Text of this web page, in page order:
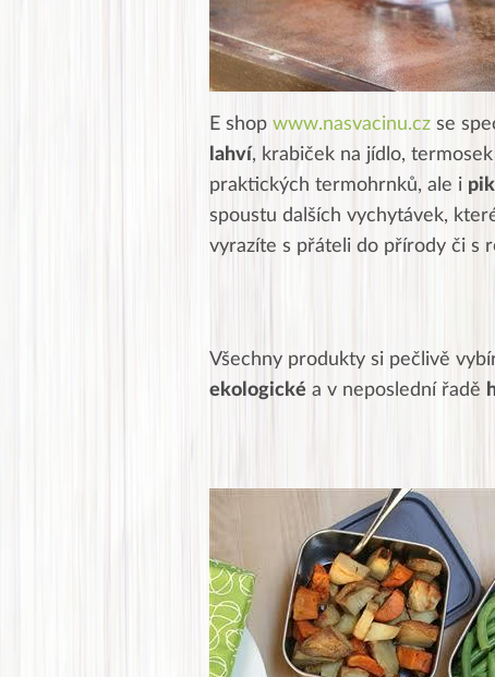
E shop www.nasvacinu.cz se
lahví, krabiček na jídlo,
praktických termohrnků, ale i
spoustu dalších vychytávek,
vyrazíte s přáteli do přírody či s
Všechny produkty si pečlivě
ekologické a v neposlední řadě